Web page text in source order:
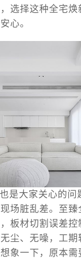
选择这种全宅焕
心。
是大家关心的问
场脏乱差。至臻
板材切割误差控
尘、无噪，工期
象一下，原本需